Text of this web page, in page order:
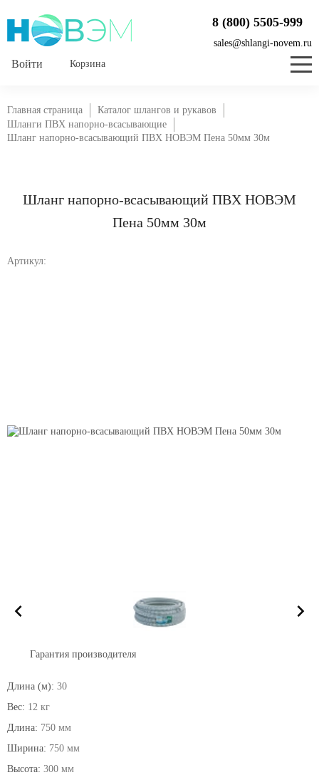
8 (800) 5505-999
sales@shlangi-novem.ru
Корзина
Главная страница
Каталог шлангов и рукавов
Шланги ПВХ напорно-всасывающие
Шланг напорно-всасывающий ПВХ НОВЭМ Пена 50мм 30м
Шланг напорно-всасывающий ПВХ НОВЭМ
Пена 50мм 30м
Артикул:
Гарантия производителя
Длина (м): 30
Вес: 12 кг
Длина: 750 мм
Ширина: 750 мм
Высота: 300 мм